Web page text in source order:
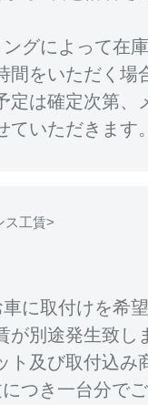
グによって在
間をいただく場
定は確定次第、
ていただきます。
ス工賃>
に取付けを希
が別途発生致し
ト及び取付込み
つき一台分で